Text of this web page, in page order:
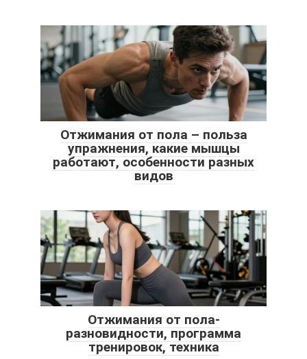
Отжимания от пола – польза
упражнения, какие мышцы
работают, особенности разных
видов
Отжимания от пола-
разновидности, программа
тренировок, техника